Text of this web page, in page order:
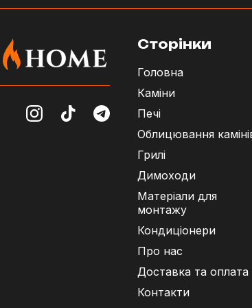
Сторінки
Головна
Каміни
Печі
Облицювання
Грилі
Димоходи
Матеріали для
монтажу
Кондиціонери
Про нас
Доставка та оплата
Контакти